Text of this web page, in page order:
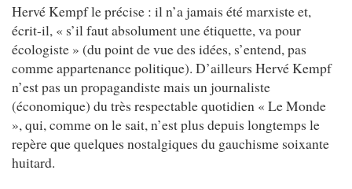
Hervé Kempf le précise : il n’a jamais été marxiste et,
écrit-il, « s’il faut absolument une étiquette, va pour
écologiste » (du point de vue des idées, s’entend, pas
comme appartenance politique). D’ailleurs Hervé Kempf
n’est pas un propagandiste mais un journaliste
(économique) du très respectable quotidien « Le Monde
», qui, comme on le sait, n’est plus depuis longtemps le
repère que quelques nostalgiques du gauchisme soixante
huitard.